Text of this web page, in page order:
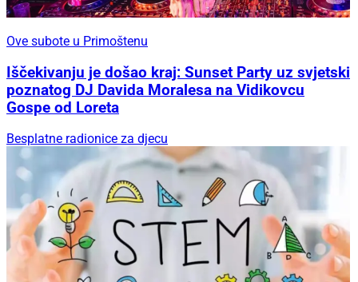
Ove subote u Primoštenu
Iščekivanju je došao kraj: Sunset Party uz svjetski
poznatog DJ Davida Moralesa na Vidikovcu
Gospe od Loreta
Besplatne radionice za djecu